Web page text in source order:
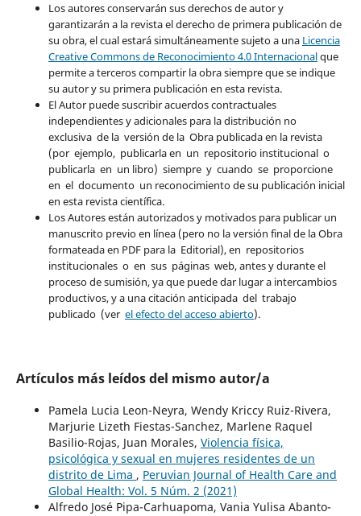
Los autores conservarán sus derechos de autor y
garantizarán a la revista el derecho de primera publicación de
su obra, el cual estará simultáneamente sujeto a una Licencia
Creative Commons de Reconocimiento 4.0 Internacionalque
permite a terceros compartir la obra siempre que se indique
su autor y su primera publicación en esta revista.
El Autor puede suscribir acuerdos contractuales
independientes y adicionales para la distribución no
exclusiva de la versión de la Obra publicada en la revista
(por ejemplo, publicarla en un repositorio institucional o
publicarla en un libro) siempre y cuando se proporcione
en el documento un reconocimiento de su publicación inicial
en esta revista científica.
Los Autores están autorizados y motivados para publicar un
manuscrito previo en línea (pero no la versión final de la Obra
formateada en PDF para la Editorial), en repositorios
institucionales o en sus páginas web, antes y durante el
proceso de sumisión, ya que puede dar lugar a intercambios
productivos, y a una citación anticipada del trabajo
publicado (ver el efecto del acceso abierto).
Artículos más leídos del mismo autor/a
Pamela Lucia Leon-Neyra, Wendy Kriccy Ruiz-Rivera,
Marjurie Lizeth Fiestas-Sanchez, Marlene Raquel
Basilio-Rojas, Juan Morales, Violencia física,
psicológica y sexual en mujeres residentes de un
distrito de Lima , Peruvian Journal of Health Care and
Global Health: Vol. 5 Núm. 2 (2021)
Alfredo José Pipa-Carhuapoma, Vania Yulisa Abanto-